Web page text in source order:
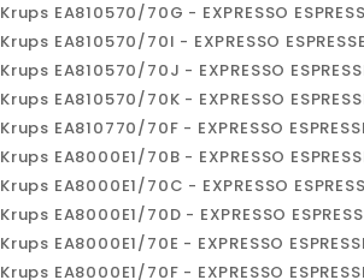
Krups EA810570/70G - EXPRESSO
Krups EA810570/70I - EXPRESSO
Krups EA810570/70J - EXPRESSO
Krups EA810570/70K - EXPRESSO
Krups EA810770/70F - EXPRESSO
Krups EA8000E1/70B - EXPRESSO
Krups EA8000E1/70C - EXPRESSO
Krups EA8000E1/70D - EXPRESSO
Krups EA8000E1/70E - EXPRESSO
Krups EA8000E1/70F - EXPRESSO